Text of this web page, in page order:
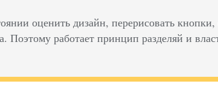
оценить дизайн, перерисовать
Поэтому работает принцип разделяй и